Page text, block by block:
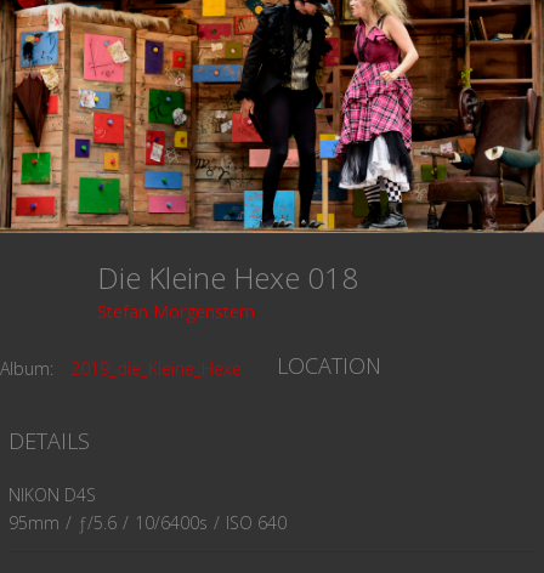
Die Kleine Hexe 018
Stefan Morgenstern
Album: 2019_die_Kleine_Hexe LOCATION
DETAILS
NIKON D4S
95mm / ƒ/5.6 / 10/6400s / ISO 640